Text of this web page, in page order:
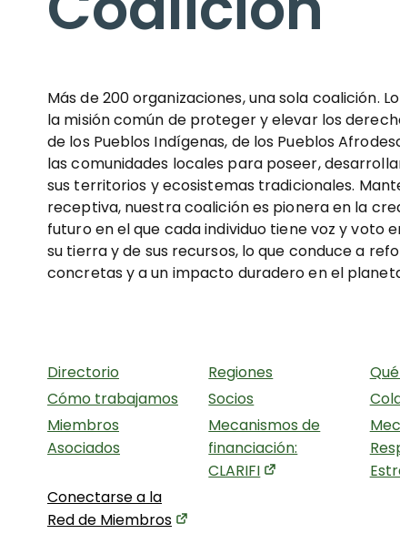
Más de 200 organizaciones, una sola coalición.
la misión común de proteger y elevar los
de los Pueblos Indígenas, de los Pueblos
las comunidades locales para poseer,
sus territorios y ecosistemas tradicionales.
receptiva, nuestra coalición es pionera en la
futuro en el que cada individuo tiene voz y voto
su tierra y de sus recursos, lo que conduce a
concretas y a un impacto duradero en el
Directorio Regiones
Cómo trabajamos
Socios
Miembros
Asociados
Mecanismos de
financiación:
CLARIFI
Conectarse a la
Red de Miembros